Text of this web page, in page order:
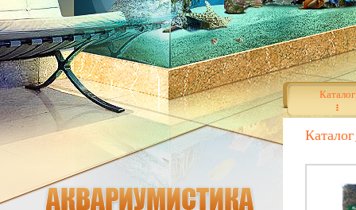
Каталог
Каталог